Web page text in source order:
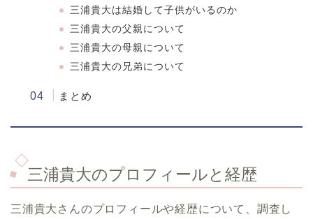
三浦貴大は結婚して子供がいるのか
三浦貴大の父親について
三浦貴大の母親について
三浦貴大の兄弟について
まとめ
三浦貴大のプロフィールと経歴
三浦貴大さんのプロフィールや経歴について、調査し